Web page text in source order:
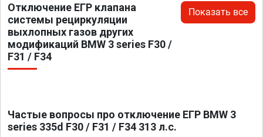
Отключение ЕГР клапана
системы рециркуляции
выхлопных газов других
модификаций BMW 3 series F30 /
F31 / F34
Показать все
Частые вопросы про отключение ЕГР BMW 3
series 335d F30 / F31 / F34 313 л.с.